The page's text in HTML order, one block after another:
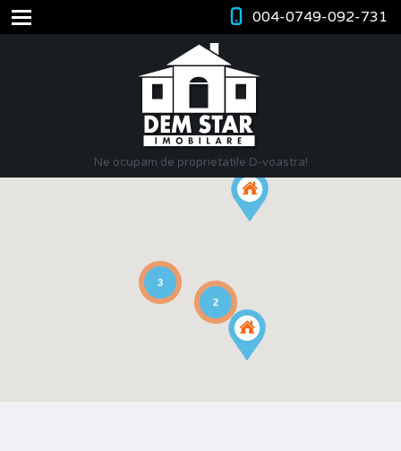
004-0749-092-731
Ne ocupam de proprietatile D-voastra!
3
2